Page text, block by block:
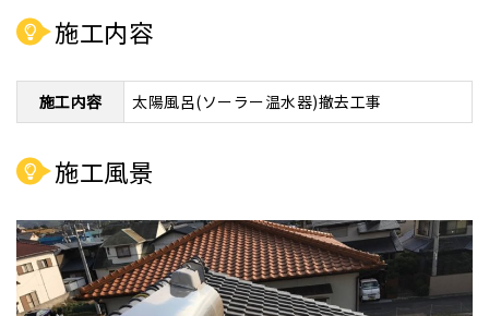
施工内容
施工内容 太陽風呂(ソーラー温水器)撤去工事
施工風景